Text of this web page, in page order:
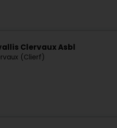
Clervaux Asbl
(Clierf)